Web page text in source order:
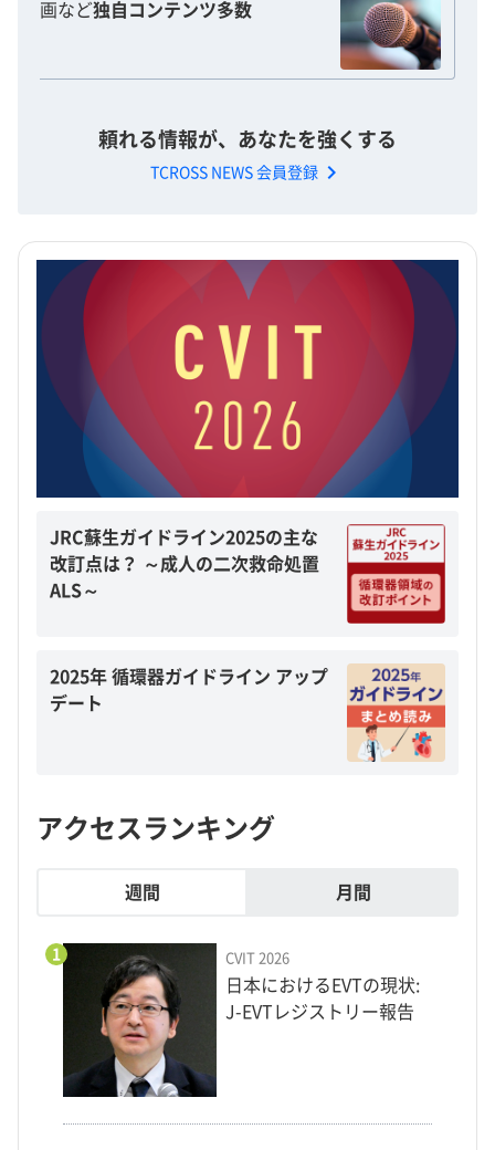
画など独自コンテンツ多数
頼れる情報が、あなたを強くする
TCROSS NEWS 会員登録 chevron_right
JRC蘇生ガイドライン2025の主な
改訂点は？ ～成人の二次救命処置
ALS～
2025年 循環器ガイドライン アップ
デート
アクセスランキング
週間 月間
1 CVIT 2026
日本におけるEVTの現状:
J-EVTレジストリー報告